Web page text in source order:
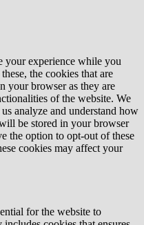
your experience while you
the cookies that are
your browser as they are
of the website. We
analyze and understand how
be stored in your browser
the option to opt-out of these
cookies may affect your
for the website to